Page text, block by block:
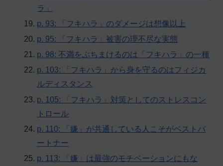
ラ」
p. 93: 「フキハラ」のダメージは想像以上
p. 95: 「フキハラ」被害の理不尽な実態
p. 98: 不満をぶちまけるのは「フキハラ」の一種
p. 103: 「フキハラ」から身を守るのはフィジカ
ルディスタンス
p. 105: 「フキハラ」対策としてのストレスコン
トロール
p. 110: 「嫌」が共通している人こそがベストパ
ートナー
p. 113: 「嫌」は最強のモチベーションにもな